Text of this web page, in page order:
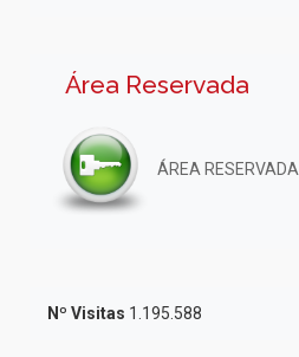
Área Reservada
ÁREA RESERVADA
Nº Visitas 1.195.588